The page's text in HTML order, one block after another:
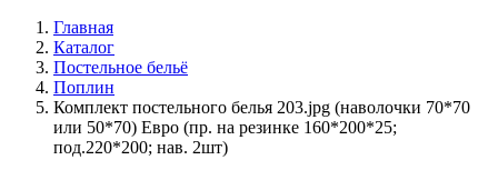
Главная
Каталог
Постельное бельё
Поплин
Комплект постельного белья 203.jpg (наволочки 70*70
или 50*70) Евро (пр. на резинке 160*200*25;
под.220*200; нав. 2шт)